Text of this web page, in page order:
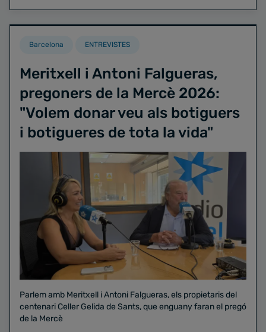
Barcelona ENTREVISTES
Meritxell i Antoni Falgueras,
pregoners de la Mercè 2026:
"Volem donar veu als botiguers
i botigueres de tota la vida"
Parlem amb Meritxell i Antoni Falgueras, els propietaris del
centenari Celler Gelida de Sants, que enguany faran el pregó
de la Mercè